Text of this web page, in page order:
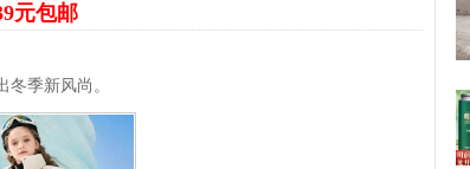
元包邮
季新风尚。